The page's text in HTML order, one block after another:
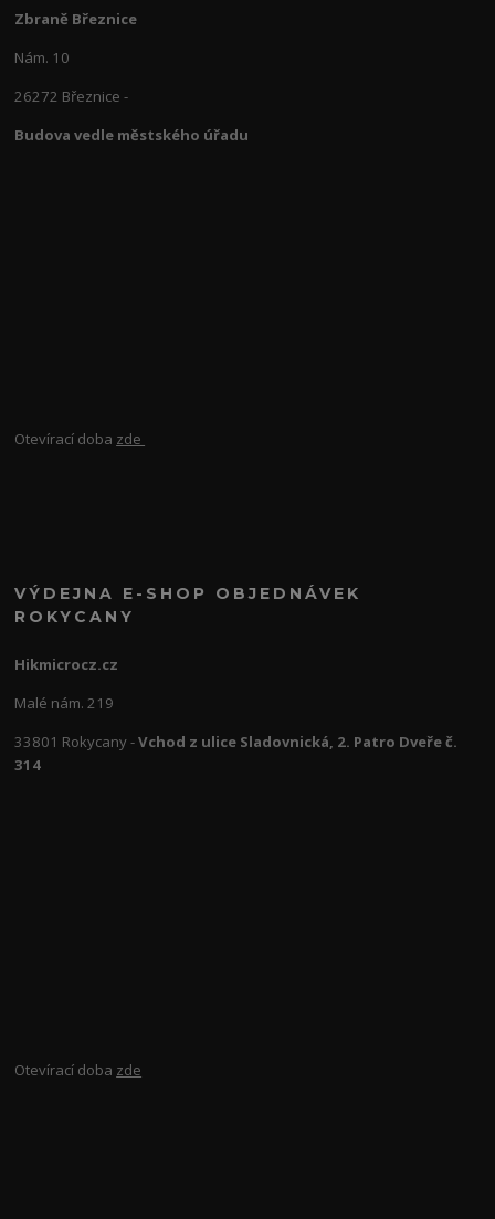
Zbraně Březnice
Nám. 10
26272 Březnice -
Budova vedle městského úřadu
Otevírací doba zde
VÝDEJNA E-SHOP OBJEDNÁVEK
ROKYCANY
Hikmicrocz.cz
Malé nám. 219
33801 Rokycany -Vchod z ulice Sladovnická, 2. Patro Dveře č.
314
Otevírací doba zde